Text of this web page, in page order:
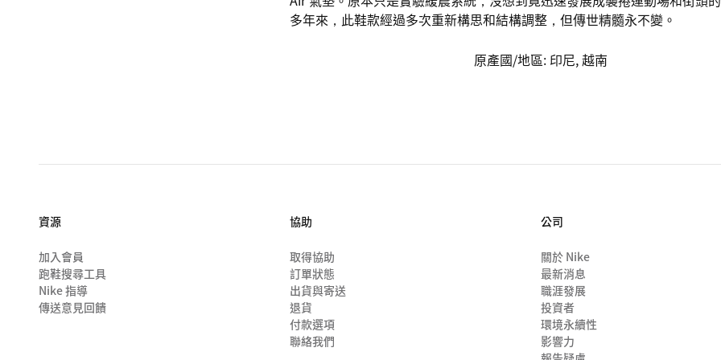
多年來，此鞋款經過多次重新構思和結構調整，但傳世精髓永不變。
原產國/地區: 印尼, 越南
資源
加入會員
跑鞋搜尋工具
Nike 指導
傳送意見回饋
協助
取得協助
訂單狀態
出貨與寄送
退貨
付款選項
聯絡我們
公司
關於 Nike
最新消息
職涯發展
投資者
環境永續性
影響力